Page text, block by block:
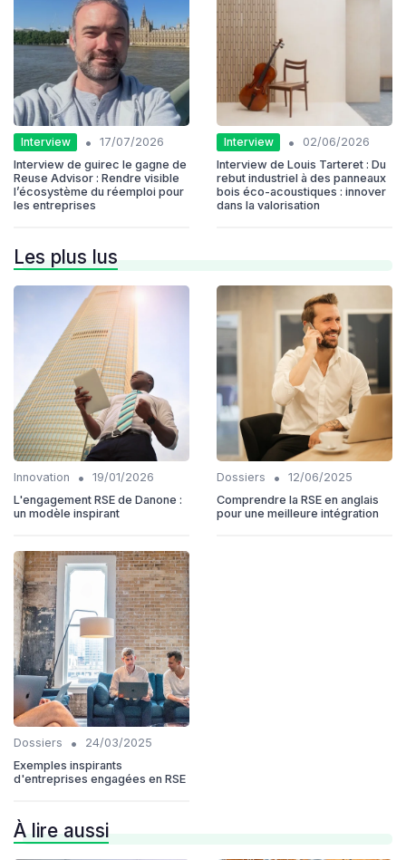
Interview •
17/07/2026
Interview de guirec le gagne de
Reuse Advisor : Rendre visible
l’écosystème du réemploi pour
les entreprises
Interview •
02/06/2026
Interview de Louis Tarteret : Du
rebut industriel à des panneaux
bois éco-acoustiques : innover
dans la valorisation
Les plus lus
Innovation •
19/01/2026
L'engagement RSE de Danone :
un modèle inspirant
Dossiers •
12/06/2025
Comprendre la RSE en anglais
pour une meilleure intégration
Dossiers •
24/03/2025
Exemples inspirants
d'entreprises engagées en RSE
À lire aussi